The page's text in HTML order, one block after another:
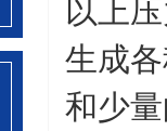
以上
生成
和少